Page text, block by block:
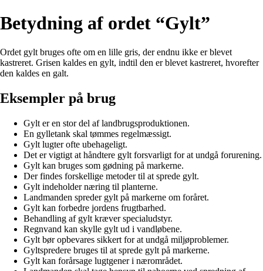
Betydning af ordet “Gylt”
Ordet gylt bruges ofte om en lille gris, der endnu ikke er blevet
kastreret. Grisen kaldes en gylt, indtil den er blevet kastreret, hvorefter
den kaldes en galt.
Eksempler på brug
Gylt er en stor del af landbrugsproduktionen.
En gylletank skal tømmes regelmæssigt.
Gylt lugter ofte ubehageligt.
Det er vigtigt at håndtere gylt forsvarligt for at undgå forurening.
Gylt kan bruges som gødning på markerne.
Der findes forskellige metoder til at sprede gylt.
Gylt indeholder næring til planterne.
Landmanden spreder gylt på markerne om foråret.
Gylt kan forbedre jordens frugtbarhed.
Behandling af gylt kræver specialudstyr.
Regnvand kan skylle gylt ud i vandløbene.
Gylt bør opbevares sikkert for at undgå miljøproblemer.
Gyltspredere bruges til at sprede gylt på markerne.
Gylt kan forårsage lugtgener i nærområdet.